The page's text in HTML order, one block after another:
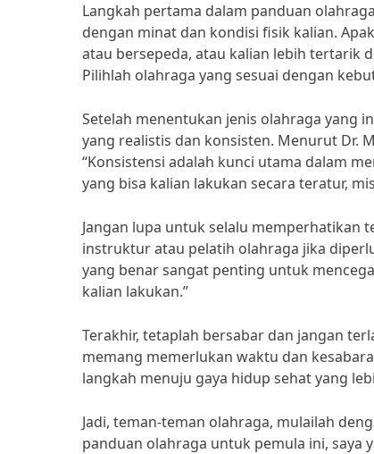
Langkah pertama dalam panduan
dengan minat dan kondisi fisik kalian.
atau bersepeda, atau kalian lebih tertarik
Pilihlah olahraga yang sesuai dengan
Setelah menentukan jenis olahraga yang
yang realistis dan konsisten. Menurut Dr.
“Konsistensi adalah kunci utama dalam
yang bisa kalian lakukan secara teratur,
Jangan lupa untuk selalu memperhatikan
instruktur atau pelatih olahraga jika
yang benar sangat penting untuk
kalian lakukan.”
Terakhir, tetaplah bersabar dan jangan
memang memerlukan waktu dan
langkah menuju gaya hidup sehat yang
Jadi, teman-teman olahraga, mulailah
panduan olahraga untuk pemula ini, saya